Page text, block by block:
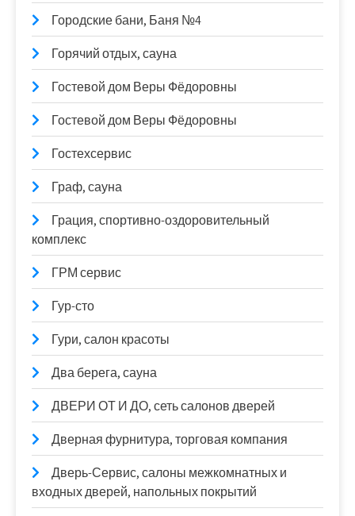
Городские бани, Баня №4
Горячий отдых, сауна
Гостевой дом Веры Фёдоровны
Гостевой дом Веры Фёдоровны
Гостехсервис
Граф, сауна
Грация, спортивно-оздоровительный
комплекс
ГРМ сервис
Гур-сто
Гури, салон красоты
Два берега, сауна
ДВЕРИ ОТ И ДО, сеть салонов дверей
Дверная фурнитура, торговая компания
Дверь-Сервис, салоны межкомнатных и
входных дверей, напольных покрытий